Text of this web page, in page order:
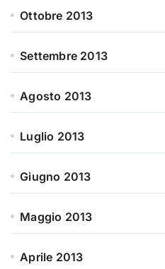
Ottobre 2013
Settembre 2013
Agosto 2013
Luglio 2013
Giugno 2013
Maggio 2013
Aprile 2013